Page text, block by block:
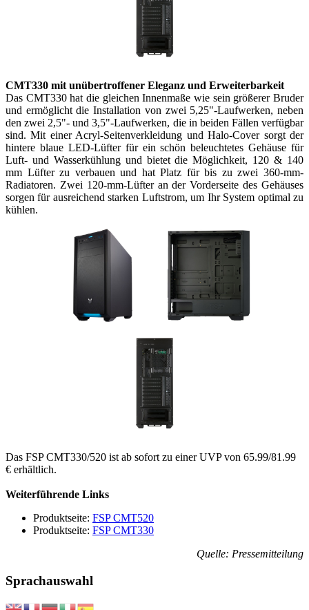
CMT330 mit unübertroffener Eleganz und Erweiterbarkeit
Das CMT330 hat die gleichen Innenmaße wie sein größerer Bruder
und ermöglicht die Installation von zwei 5,25"-Laufwerken, neben
den zwei 2,5"- und 3,5"-Laufwerken, die in beiden Fällen verfügbar
sind. Mit einer Acryl-Seitenverkleidung und Halo-Cover sorgt der
hintere blaue LED-Lüfter für ein schön beleuchtetes Gehäuse für
Luft- und Wasserkühlung und bietet die Möglichkeit, 120 & 140
mm Lüfter zu verbauen und hat Platz für bis zu zwei 360-mm-
Radiatoren. Zwei 120-mm-Lüfter an der Vorderseite des Gehäuses
sorgen für ausreichend starken Luftstrom, um Ihr System optimal zu
kühlen.
Das FSP CMT330/520 ist ab sofort zu einer UVP von 65.99/81.99
€ erhältlich.
Weiterführende Links
Produktseite: FSP CMT520
Produktseite: FSP CMT330
Quelle: Pressemitteilung
Sprachauswahl